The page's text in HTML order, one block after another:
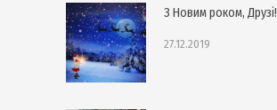
З Новим роком, Друзі!
27.12.2019